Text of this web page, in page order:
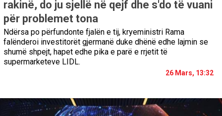
rakinë, do ju sjellë në qejf dhe s'do të vuani
për problemet tona
Ndërsa po përfundonte fjalën e tij, kryeministri Rama
falënderoi investitorët gjermanë duke dhënë edhe lajmin se
shumë shpejt, hapet edhe pika e parë e rrjetit të
supermarketeve LIDL.
26 Mars, 13:32